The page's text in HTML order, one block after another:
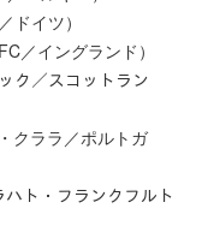
イツ）
イングランド）
／スコットラン
ララ／ポルトガ
ト・フランクフルト